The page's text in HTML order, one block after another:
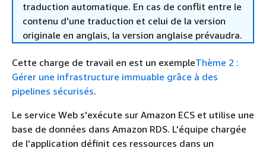
traduction automatique. En cas de conflit entre le
contenu d'une traduction et celui de la version
originale en anglais, la version anglaise prévaudra.
Cette charge de travail en est un exempleThème 2 :
Gérer une infrastructure immuable grâce à des
pipelines sécurisés.
Le service Web s'exécute sur Amazon ECS et utilise une
base de données dans Amazon RDS. L'équipe chargée
de l'application définit ces ressources dans un